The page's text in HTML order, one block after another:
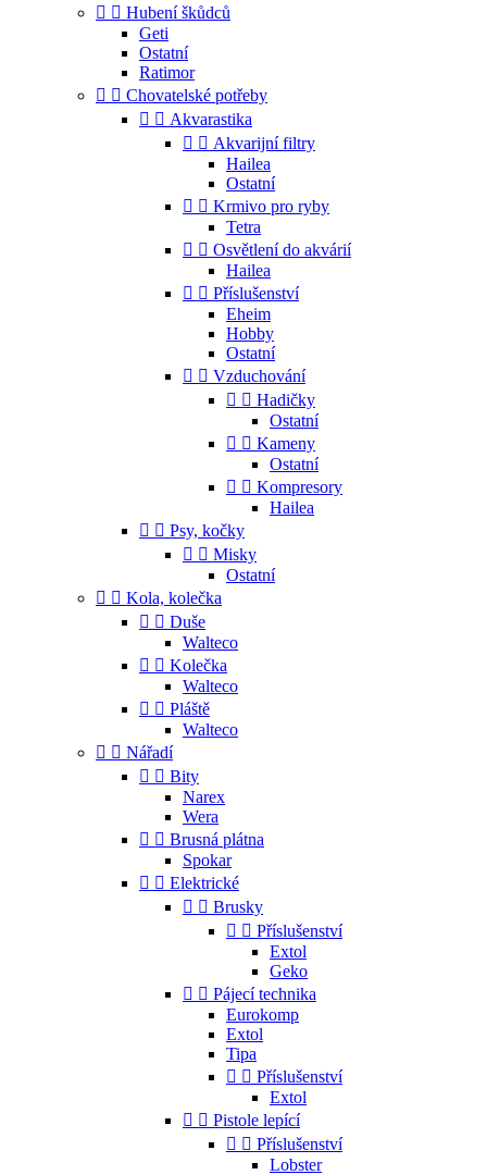
  Hubení škůdců
Geti
Ostatní
Ratimor
  Chovatelské potřeby
  Akvarastika
  Akvarijní filtry
Hailea
Ostatní
  Krmivo pro ryby
Tetra
  Osvětlení do akvárií
Hailea
  Příslušenství
Eheim
Hobby
Ostatní
  Vzduchování
  Hadičky
Ostatní
  Kameny
Ostatní
  Kompresory
Hailea
  Psy, kočky
  Misky
Ostatní
  Kola, kolečka
  Duše
Walteco
  Kolečka
Walteco
  Pláště
Walteco
  Nářadí
  Bity
Narex
Wera
  Brusná plátna
Spokar
  Elektrické
  Brusky
  Příslušenství
Extol
Geko
  Pájecí technika
Eurokomp
Extol
Tipa
  Příslušenství
Extol
  Pistole lepící
  Příslušenství
Lobster